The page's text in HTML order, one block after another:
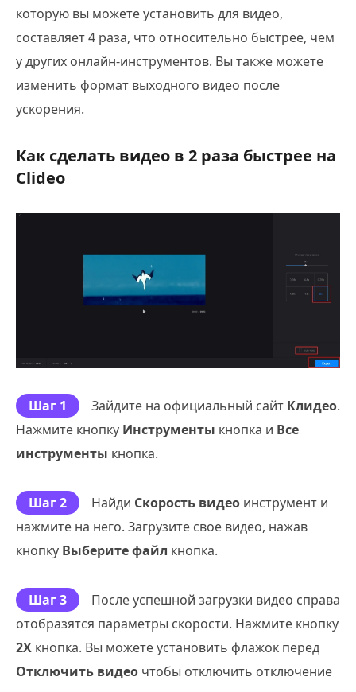
которую вы можете установить для видео,
составляет 4 раза, что относительно быстрее, чем
у других онлайн-инструментов. Вы также можете
изменить формат выходного видео после
ускорения.
Как сделать видео в 2 раза быстрее на
Clideo
Шаг 1 Зайдите на официальный сайт Клидео.
Нажмите кнопку Инструменты кнопка и Все
инструменты кнопка.
Шаг 2 Найди Скорость видео инструмент и
нажмите на него. Загрузите свое видео, нажав
кнопку Выберите файл кнопка.
Шаг 3
После успешной загрузки видео справа
отобразятся параметры скорости. Нажмите кнопку
2X кнопка. Вы можете установить флажок перед
Отключить видео чтобы отключить отключение